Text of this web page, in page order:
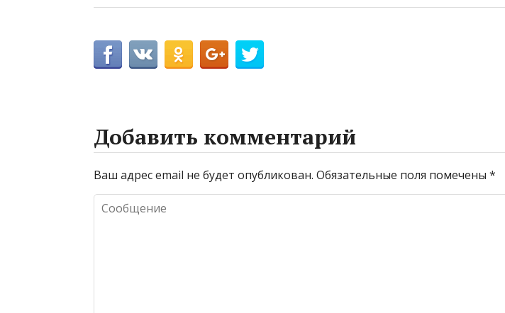
Добавить комментарий
Ваш адрес email не будет опубликован. Обязательные поля помечены *